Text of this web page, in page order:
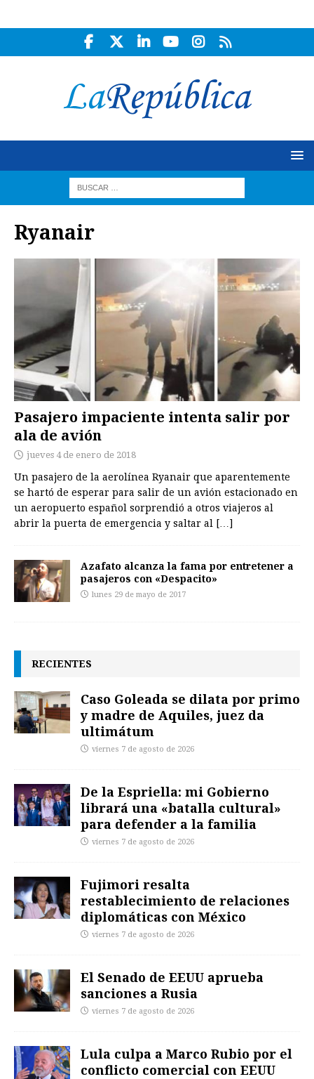
Ryanair
Pasajero impaciente intenta salir por
ala de avión
jueves 4 de enero de 2018
Un pasajero de la aerolínea Ryanair que aparentemente
se hartó de esperar para salir de un avión estacionado en
un aeropuerto español sorprendió a otros viajeros al
abrir la puerta de emergencia y saltar al
[…]
Azafato alcanza la fama por entretener a
pasajeros con «Despacito»
lunes 29 de mayo de 2017
RECIENTES
Caso Goleada se dilata por primo
y madre de Aquiles, juez da
ultimátum
viernes 7 de agosto de 2026
De la Espriella: mi Gobierno
librará una «batalla cultural»
para defender a la familia
viernes 7 de agosto de 2026
Fujimori resalta
restablecimiento de relaciones
diplomáticas con México
viernes 7 de agosto de 2026
El Senado de EEUU aprueba
sanciones a Rusia
viernes 7 de agosto de 2026
Lula culpa a Marco Rubio por el
conflicto comercial con EEUU